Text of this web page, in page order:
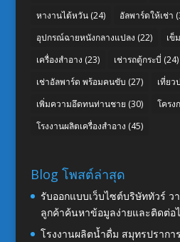
หางานไต้หวัน(24) อัลพาร์ดให้เช่า
อุปกรณ์ฉายหนังกลางแปลง (22) เข็
เครื่องสำอาง (23) เช่ารถตู้กระบี่ (24)
เช่าอัลพาร์ด พร้อมคนขับ (27) เที่ยว
เพิ่มความอึดทนท่านชาย (30) โครง
โรงงานผลิตเครื่องสำอาง (45)
Blog โพสต์ล่าสุด
รับออกแบบเว็บไซต์บริษัททัวร์ ว
ลูกค้าค้นหาข้อมูลง่ายและติดต่อ
โรงงานผลิตน้ำดื่ม สมุทรปราก